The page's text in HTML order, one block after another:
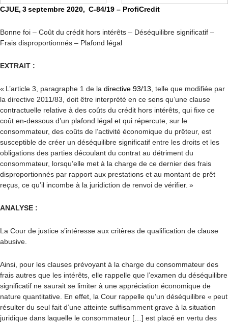
CJUE, 3 septembre 2020, C-84/19 – ProfiCredit
Bonne foi – Coût du crédit hors intérêts – Déséquilibre significatif –
Frais disproportionnés – Plafond légal
EXTRAIT :
« L’article 3, paragraphe 1 de la directive 93/13 , telle que modifiée par
la directive 2011/83, doit être interprété en ce sens qu’une clause
contractuelle relative à des coûts du crédit hors intérêts, qui fixe ce
coût en-dessous d’un plafond légal et qui répercute, sur le
consommateur, des coûts de l’activité économique du prêteur, est
susceptible de créer un déséquilibre significatif entre les droits et les
obligations des parties découlant du contrat au détriment du
consommateur, lorsqu’elle met à la charge de ce dernier des frais
disproportionnés par rapport aux prestations et au montant de prêt
reçus, ce qu’il incombe à la juridiction de renvoi de vérifier. »
ANALYSE :
La Cour de justice s’intéresse aux critères de qualification de clause
abusive.
Ainsi, pour les clauses prévoyant à la charge du consommateur des
frais autres que les intérêts, elle rappelle que l’examen du déséquilibre
significatif ne saurait se limiter à une appréciation économique de
nature quantitative. En effet, la Cour rappelle qu’un déséquilibre « peut
résulter du seul fait d’une atteinte suffisamment grave à la situation
juridique dans laquelle le consommateur […] est placé en vertu des